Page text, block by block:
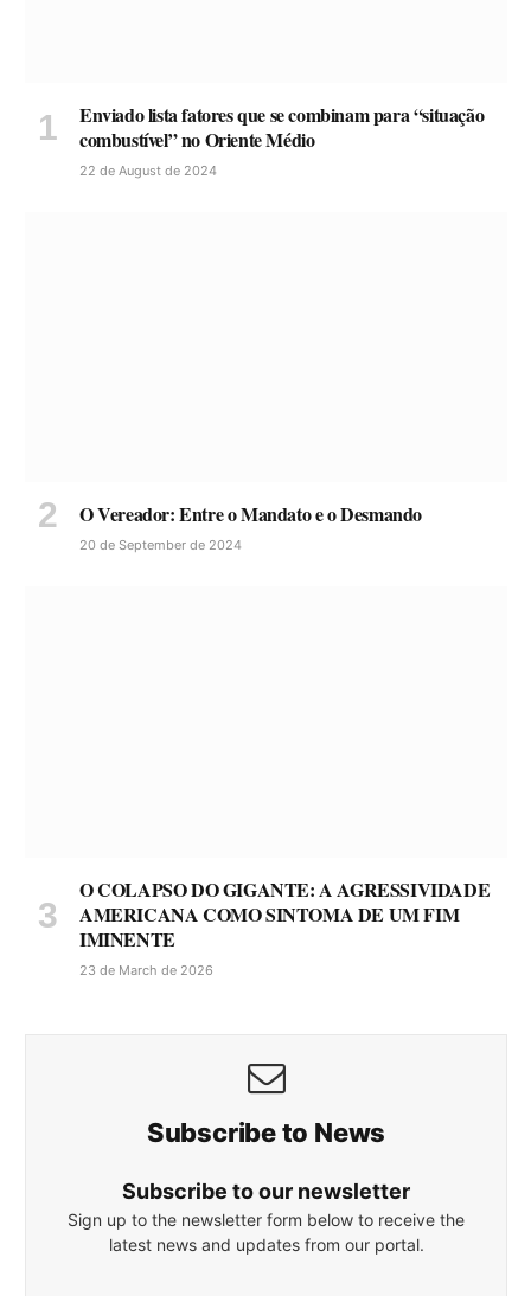
Enviado lista fatores que se combinam para “situação
combustível” no Oriente Médio
22 de August de 2024
O Vereador: Entre o Mandato e o Desmando
20 de September de 2024
O COLAPSO DO GIGANTE: A AGRESSIVIDADE
AMERICANA COMO SINTOMA DE UM FIM
IMINENTE
23 de March de 2026
Subscribe to News
Subscribe to our newsletter
Sign up to the newsletter form below to receive the
latest news and updates from our portal.